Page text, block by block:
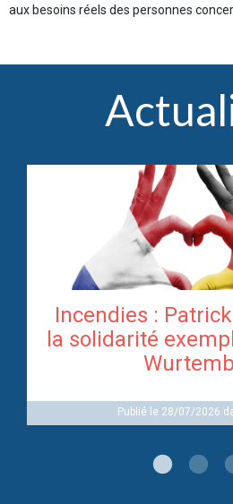
aux besoins réels des personnes
Incendies :
la solidarité
Publié le 28/07/2026